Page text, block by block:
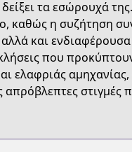
τα εσώρουχά
καθώς η συζήτηση
και
που
ελαφριάς
απρόβλεπτες στιγμές